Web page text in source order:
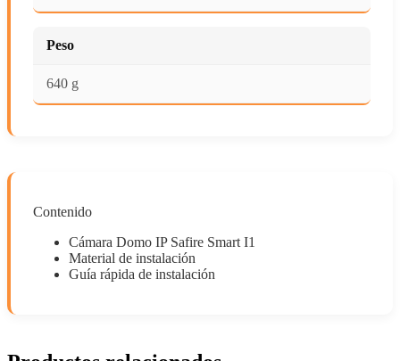
Peso
640 g
Contenido
Cámara Domo IP Safire Smart I1
Material de instalación
Guía rápida de instalación